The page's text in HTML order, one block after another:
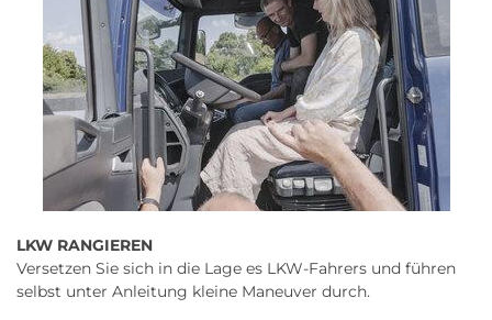
LKW RANGIEREN
Versetzen Sie sich in die Lage es LKW-Fahrers und führen
selbst unter Anleitung kleine Maneuver durch.